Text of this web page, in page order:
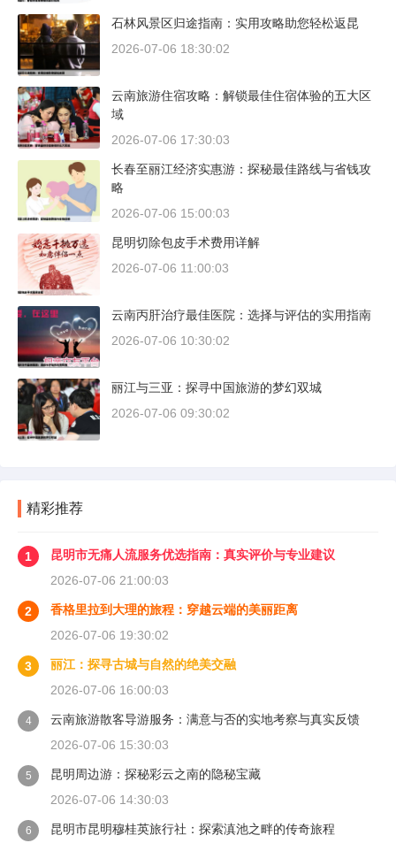
石林风景区归途指南：实用攻略助您轻松返昆
2026-07-06 18:30:02
云南旅游住宿攻略：解锁最佳住宿体验的五大区
域
2026-07-06 17:30:03
长春至丽江经济实惠游：探秘最佳路线与省钱攻
略
2026-07-06 15:00:03
昆明切除包皮手术费用详解
2026-07-06 11:00:03
云南丙肝治疗最佳医院：选择与评估的实用指南
2026-07-06 10:30:02
丽江与三亚：探寻中国旅游的梦幻双城
2026-07-06 09:30:02
精彩推荐
1
昆明市无痛人流服务优选指南：真实评价与专业建议
2026-07-06 21:00:03
2
香格里拉到大理的旅程：穿越云端的美丽距离
2026-07-06 19:30:02
3
丽江：探寻古城与自然的绝美交融
2026-07-06 16:00:03
4
云南旅游散客导游服务：满意与否的实地考察与真实反馈
2026-07-06 15:30:03
5
昆明周边游：探秘彩云之南的隐秘宝藏
2026-07-06 14:30:03
6 昆明市昆明穆桂英旅行社：探索滇池之畔的传奇旅程